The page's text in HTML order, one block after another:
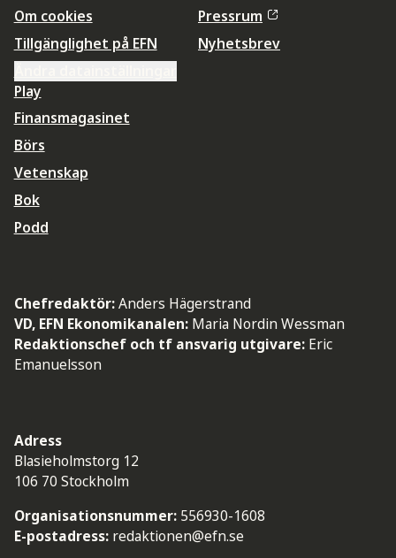
Om cookies
Tillgänglighet på EFN
Pressrum
Nyhetsbrev
Play
Finansmagasinet
Börs
Vetenskap
Bok
Podd
Chefredaktör:Anders Hägerstrand
VD, EFN Ekonomikanalen: Maria Nordin Wessman
Redaktionschef och tf ansvarig utgivare: Eric
Emanuelsson
Adress
Blasieholmstorg 12
106 70 Stockholm
Organisationsnummer: 556930-1608
E-postadress: redaktionen@efn.se